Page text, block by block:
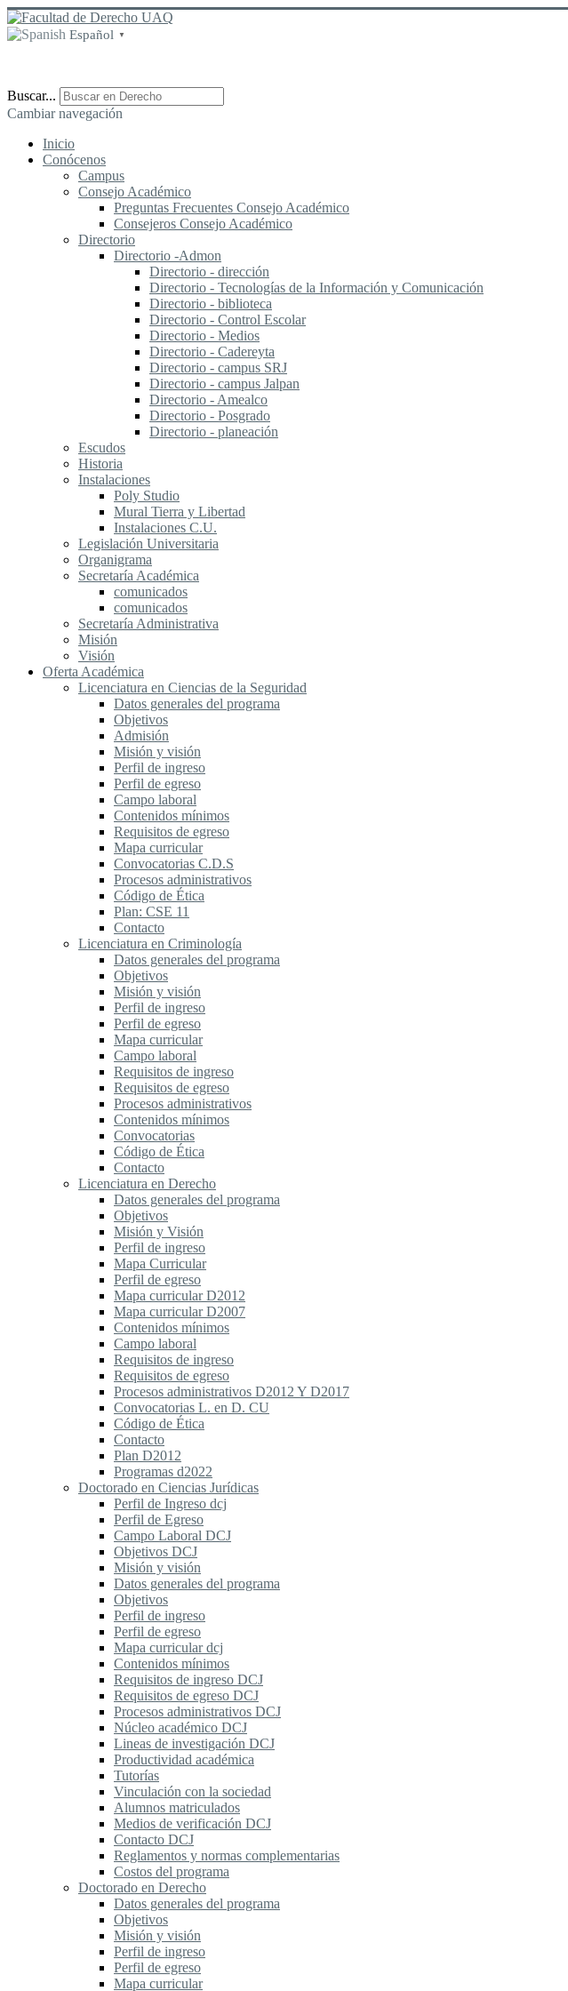
Español ▼
Buscar...
Cambiar navegación
Inicio
Conócenos
Campus
Consejo Académico
Preguntas Frecuentes Consejo Académico
Consejeros Consejo Académico
Directorio
Directorio -Admon
Directorio - dirección
Directorio - Tecnologías de la Información y Comunicación
Directorio - biblioteca
Directorio - Control Escolar
Directorio - Medios
Directorio - Cadereyta
Directorio - campus SRJ
Directorio - campus Jalpan
Directorio - Amealco
Directorio - Posgrado
Directorio - planeación
Escudos
Historia
Instalaciones
Poly Studio
Mural Tierra y Libertad
Instalaciones C.U.
Legislación Universitaria
Organigrama
Secretaría Académica
comunicados
comunicados
Secretaría Administrativa
Misión
Visión
Oferta Académica
Licenciatura en Ciencias de la Seguridad
Datos generales del programa
Objetivos
Admisión
Misión y visión
Perfil de ingreso
Perfil de egreso
Campo laboral
Contenidos mínimos
Requisitos de egreso
Mapa curricular
Convocatorias C.D.S
Procesos administrativos
Código de Ética
Plan: CSE 11
Contacto
Licenciatura en Criminología
Datos generales del programa
Objetivos
Misión y visión
Perfil de ingreso
Perfil de egreso
Mapa curricular
Campo laboral
Requisitos de ingreso
Requisitos de egreso
Procesos administrativos
Contenidos mínimos
Convocatorias
Código de Ética
Contacto
Licenciatura en Derecho
Datos generales del programa
Objetivos
Misión y Visión
Perfil de ingreso
Mapa Curricular
Perfil de egreso
Mapa curricular D2012
Mapa curricular D2007
Contenidos mínimos
Campo laboral
Requisitos de ingreso
Requisitos de egreso
Procesos administrativos D2012 Y D2017
Convocatorias L. en D. CU
Código de Ética
Contacto
Plan D2012
Programas d2022
Doctorado en Ciencias Jurídicas
Perfil de Ingreso dcj
Perfil de Egreso
Campo Laboral DCJ
Objetivos DCJ
Misión y visión
Datos generales del programa
Objetivos
Perfil de ingreso
Perfil de egreso
Mapa curricular dcj
Contenidos mínimos
Requisitos de ingreso DCJ
Requisitos de egreso DCJ
Procesos administrativos DCJ
Núcleo académico DCJ
Lineas de investigación DCJ
Productividad académica
Tutorías
Vinculación con la sociedad
Alumnos matriculados
Medios de verificación DCJ
Contacto DCJ
Reglamentos y normas complementarias
Costos del programa
Doctorado en Derecho
Datos generales del programa
Objetivos
Misión y visión
Perfil de ingreso
Perfil de egreso
Mapa curricular